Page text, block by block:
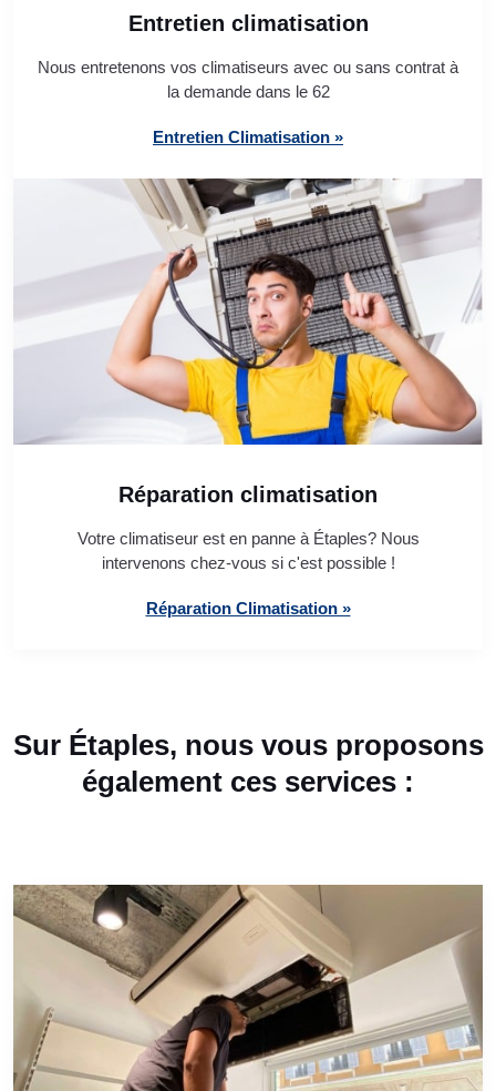
Entretien climatisation
Nous entretenons vos climatiseurs avec ou sans contrat à
la demande dans le 62
Entretien Climatisation »
Réparation climatisation
Votre climatiseur est en panne à Étaples? Nous
intervenons chez-vous si c'est possible !
Réparation Climatisation »
Sur Étaples, nous vous proposons
également ces services :